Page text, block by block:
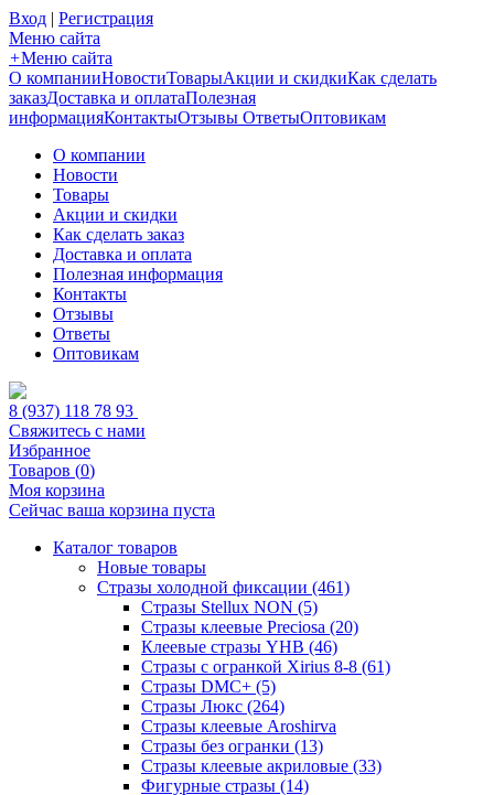
Вход | Регистрация
Меню сайта
+Меню сайта
О компанииНовостиТоварыАкции и скидкиКак сделать
заказДоставка и оплатаПолезная
информацияКонтактыОтзывы ОтветыОптовикам
О компании
Новости
Товары
Акции и скидки
Как сделать заказ
Доставка и оплата
Полезная информация
Контакты
Отзывы
Ответы
Оптовикам
8 (937) 118 78 93
Свяжитесь с нами
Избранное
Товаров (0)
Моя корзина
Сейчас ваша корзина пуста
Каталог товаров
Новые товары
Стразы холодной фиксации (461)
Стразы Stellux NON (5)
Стразы клеевые Preciosa (20)
Клеевые стразы YHB (46)
Стразы с огранкой Xirius 8-8 (61)
Стразы DMC+ (5)
Стразы Люкс (264)
Стразы клеевые Aroshirva
Стразы без огранки (13)
Стразы клеевые акриловые (33)
Фигурные стразы (14)